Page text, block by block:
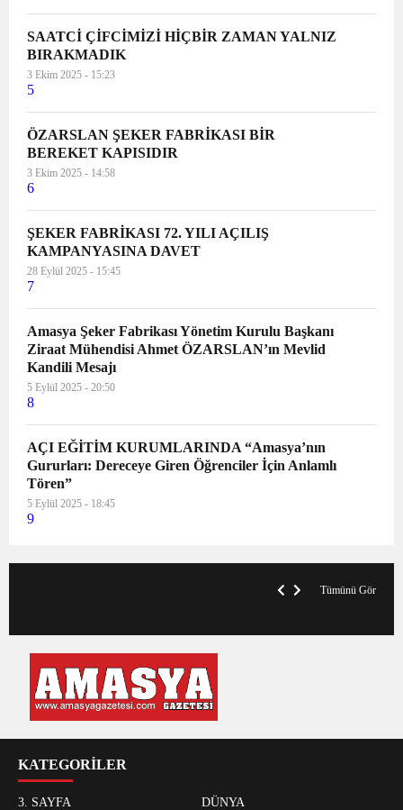
SAATCİ ÇİFCİMİZİ HİÇBİR ZAMAN YALNIZ
BIRAKMADIK
3 Ekim 2025 - 15:23
5
ÖZARSLAN ŞEKER FABRİKASI BİR
BEREKET KAPISIDIR
3 Ekim 2025 - 14:58
6
ŞEKER FABRİKASI 72. YILI AÇILIŞ
KAMPANYASINA DAVET
28 Eylül 2025 - 15:45
7
Amasya Şeker Fabrikası Yönetim Kurulu Başkanı
Ziraat Mühendisi Ahmet ÖZARSLAN’ın Mevlid
Kandili Mesajı
5 Eylül 2025 - 20:50
8
AÇI EĞİTİM KURUMLARINDA “Amasya’nın
Gururları: Dereceye Giren Öğrenciler İçin Anlamlı
Tören”
5 Eylül 2025 - 18:45
9
Tümünü Gör
KATEGORİLER
3. SAYFA
DÜNYA